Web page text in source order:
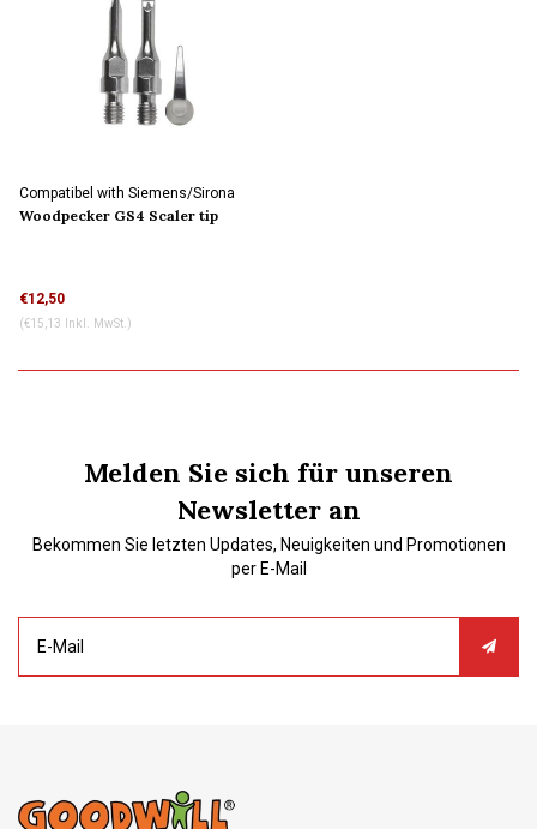
Compatibel with Siemens/Sirona
connection
Woodpecker GS4 Scaler tip
€12,50
(€15,13 Inkl. MwSt.)
Melden Sie sich für unseren
Newsletter an
Bekommen Sie letzten Updates, Neuigkeiten und Promotionen
per E-Mail